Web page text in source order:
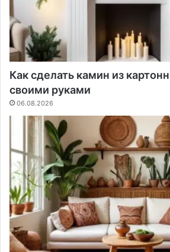
Как сделать камин из
своими руками
06.08.2026